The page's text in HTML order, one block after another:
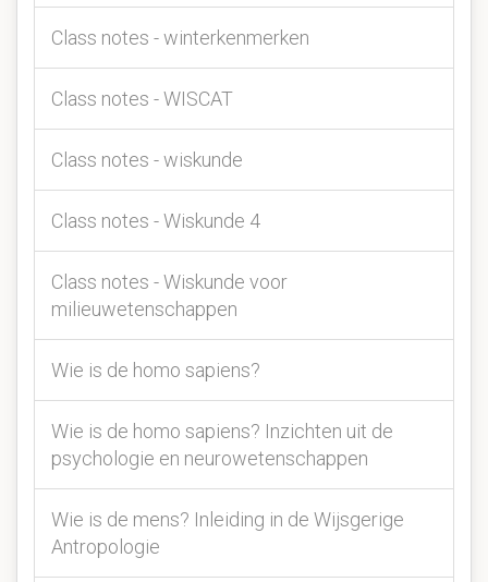
Class notes - winterkenmerken
Class notes - WISCAT
Class notes - wiskunde
Class notes - Wiskunde 4
Class notes - Wiskunde voor
milieuwetenschappen
Wie is de homo sapiens?
Wie is de homo sapiens? Inzichten uit de
psychologie en neurowetenschappen
Wie is de mens? Inleiding in de Wijsgerige
Antropologie